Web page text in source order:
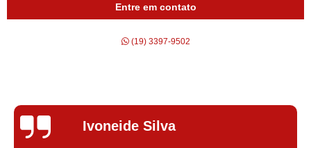
Entre em contato
(19) 3397-9502
Silvana Alves